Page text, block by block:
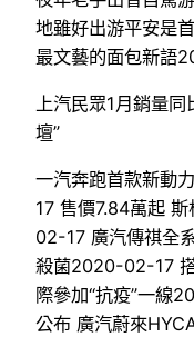
地雖好出游平安是
最文藝的面包新語
上汽民眾1月銷量
壇”
一汽奔跑首款新動
17 售價7.84萬起
02-17 廣汽傳祺全
殺菌2020-02-17
際參加“抗疫”一線​
公布 廣汽蔚來